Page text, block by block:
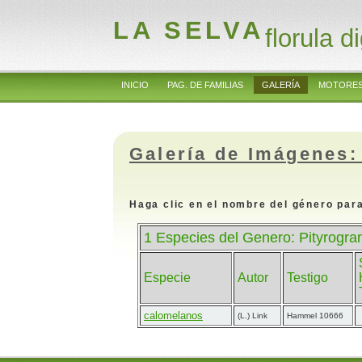
LA SELVAflorula
INICIO PAG. DE FAMILIAS GALERÍA
Galería de
Haga clic en el nombre del género
1 Especies del Genero:
Especie Autor Testigo
calomelanos (L.) Link Hammel 10666